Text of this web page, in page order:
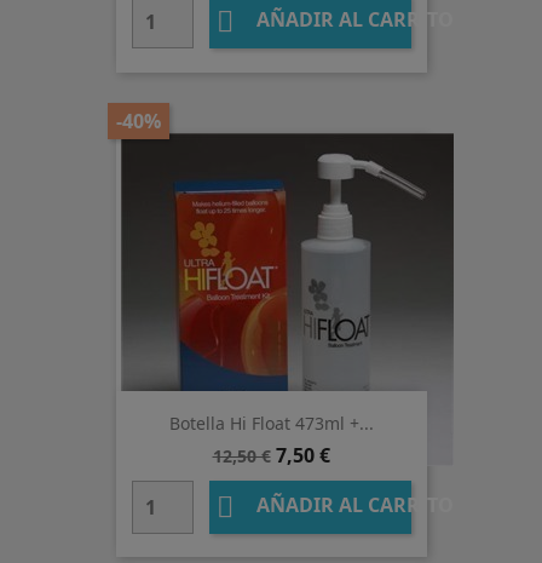
 AÑADIR AL CARRITO
Botella Hi Float 473ml +...
Precio
base
12,50 €
-40%
Precio
7,50 €
 AÑADIR AL CARRITO